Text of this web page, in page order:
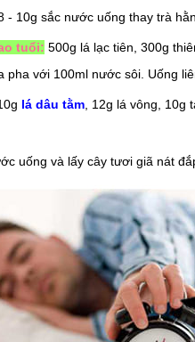
- 10g sắc nước uống thay trà
tuổi: 500g lá lạc tiên, 300g
pha với 100ml nước sôi. Uống
lá dâu tằm , 12g lá vông,
uống và lấy cây tươi giã nát